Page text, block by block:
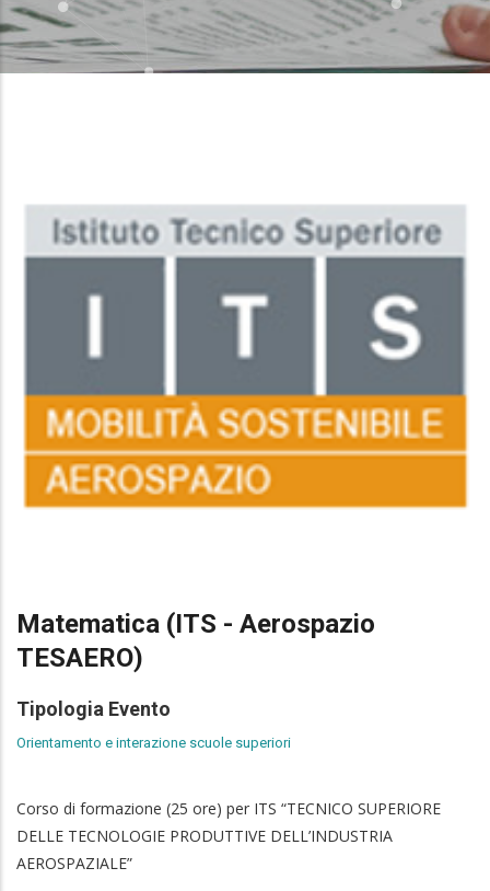
Matematica (ITS - Aerospazio
TESAERO)
Tipologia Evento
Orientamento e interazione scuole superiori
Corso di formazione (25 ore) per ITS “TECNICO SUPERIORE
DELLE TECNOLOGIE PRODUTTIVE DELL’INDUSTRIA
AEROSPAZIALE”